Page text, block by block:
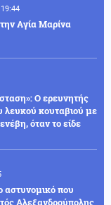
Aγία Μαρίνα
Ο ερευνητής
κουταβιού με
όταν το είδε
αστυνομικό που
Αλεξανδρούπολης